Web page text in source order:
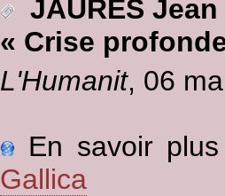
JAURES Jean
« Crise
L'Humanit, 06
En savoir
Gallica